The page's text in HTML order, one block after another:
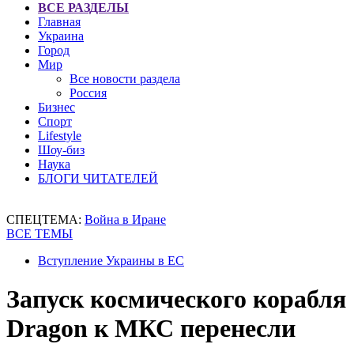
ВСЕ РАЗДЕЛЫ
Главная
Украина
Город
Мир
Все новости раздела
Россия
Бизнес
Спорт
Lifestyle
Шоу-биз
Наука
БЛОГИ ЧИТАТЕЛЕЙ
СПЕЦТЕМА: Война в Иране
ВСЕ ТЕМЫ
Вступление Украины в ЕС
Запуск космического корабля
Dragon к МКС перенесли